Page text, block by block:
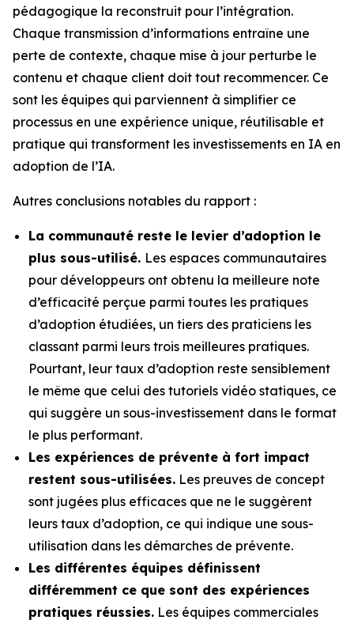
pédagogique la reconstruit pour l’intégration.
Chaque transmission d’informations entraîne une
perte de contexte, chaque mise à jour perturbe le
contenu et chaque client doit tout recommencer. Ce
sont les équipes qui parviennent à simplifier ce
processus en une expérience unique, réutilisable et
pratique qui transforment les investissements en IA en
adoption de l’IA.
Autres conclusions notables du rapport :
La communauté reste le levier d’adoption le
plus sous-utilisé. Les espaces communautaires
pour développeurs ont obtenu la meilleure note
d’efficacité perçue parmi toutes les pratiques
d’adoption étudiées, un tiers des praticiens les
classant parmi leurs trois meilleures pratiques.
Pourtant, leur taux d’adoption reste sensiblement
le même que celui des tutoriels vidéo statiques, ce
qui suggère un sous-investissement dans le format
le plus performant.
Les expériences de prévente à fort impact
restent sous-utilisées. Les preuves de concept
sont jugées plus efficaces que ne le suggèrent
leurs taux d’adoption, ce qui indique une sous-
utilisation dans les démarches de prévente.
Les différentes équipes définissent
différemment ce que sont des expériences
pratiques réussies. Les équipes commerciales